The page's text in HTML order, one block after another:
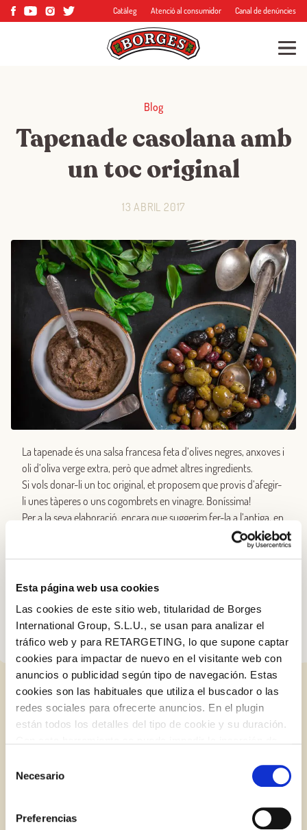
Esta página web usa cookies
Las cookies de este sitio web, titularidad de Borges
International Group, S.L.U., se usan para analizar el
tráfico web y para RETARGETING, lo que supone captar
cookies para impactar de nuevo en el visitante web con
anuncios o publicidad según tipo de navegación. Estas
cookies son las habituales que utiliza el buscador o las
redes sociales para ofrecerte anuncios. En el plugin
están todos los detalles del tipo de cookie y su duración.
la web aparece cómo evitar las cookies en el navegador.
Si se desea ver otra vez esta notificación navegar en
privado y aparecerá de nuevo. Le informamos que aún
no habiendo aceptado las cookies de analytics, Google
Necesario
Preferencias
Catàleg Atenció al consumidor Canal de denúncies
Blog
Tapenade casolana amb
un toc original
13 ABRIL 2017
La tapenade és una salsa francesa feta d’olives negres, anxoves i
oli d’oliva verge extra, però que admet altres ingredients.
Si vols donar-li un toc original, et proposem que provis d’afegir-
li unes tàperes o uns cogombrets en vinagre. Boníssima!
Per a la seva elaboració, encara que suggerim fer-la a l’antiga, en
un morter, també es pot fer amb la batedora elèctrica i queda
ENTRADES RELACIONADES
Iniciar sessió amb Google